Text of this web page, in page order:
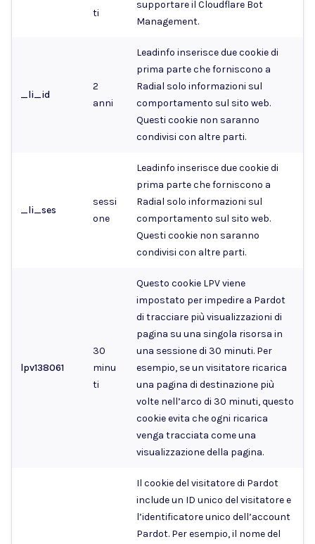
ti
supportare il Cloudflare Bot
Management.
_li_id
2
anni
Leadinfo inserisce due cookie di
prima parte che forniscono a
Radial solo informazioni sul
comportamento sul sito web.
Questi cookie non saranno
condivisi con altre parti.
_li_ses
sessi
one
Leadinfo inserisce due cookie di
prima parte che forniscono a
Radial solo informazioni sul
comportamento sul sito web.
Questi cookie non saranno
condivisi con altre parti.
lpv138061
30
minu
ti
Questo cookie LPV viene
impostato per impedire a Pardot
di tracciare più visualizzazioni di
pagina su una singola risorsa in
una sessione di 30 minuti. Per
esempio, se un visitatore ricarica
una pagina di destinazione più
volte nell’arco di 30 minuti, questo
cookie evita che ogni ricarica
venga tracciata come una
visualizzazione della pagina.
Il cookie del visitatore di Pardot
include un ID unico del visitatore e
l’identificatore unico dell’account
Pardot. Per esempio, il nome del